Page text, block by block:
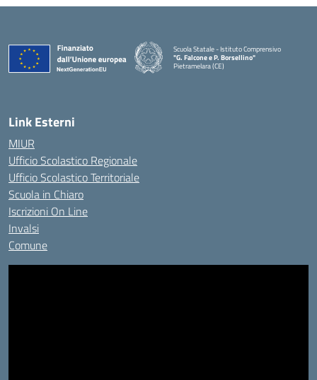
Scuola Statale - Istituto Comprensivo
"G. Falcone e P. Borsellino"
Pietramelara (CE)
Link Esterni
MIUR
Ufficio Scolastico Regionale
Ufficio Scolastico Territoriale
Scuola in Chiaro
Iscrizioni On Line
Invalsi
Comune